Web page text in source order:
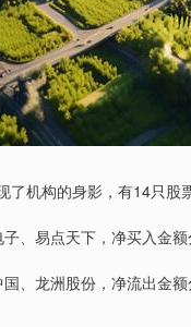
机构的身影，有14只股
、易点天下，净买入金
、龙洲股份，净流出金
-0.15%